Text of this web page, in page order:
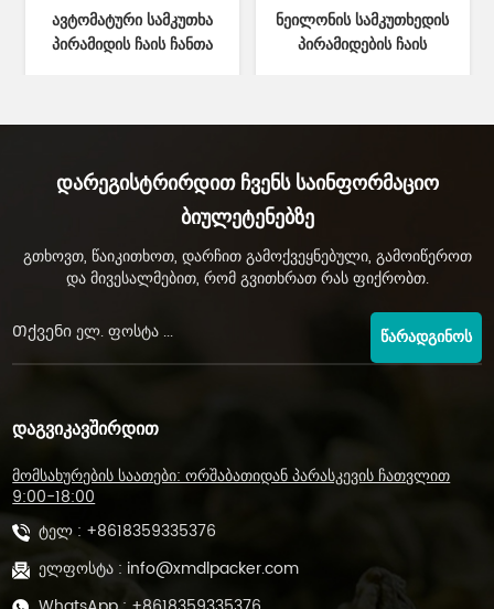
ავტომატური სამკუთხა
პირამიდის ჩაის ჩანთა
ნეილონის სამკუთხედის
პირამიდების ჩაის
Დარეგისტრირდით Ჩვენს Საინფორმაციო
Ბიულეტენებზე
გთხოვთ, წაიკითხოთ, დარჩით გამოქვეყნებული, გამოიწეროთ
და მივესალმებით, რომ გვითხრათ რას ფიქრობთ.
ᲬᲐᲠᲐᲓᲒᲘᲜᲝᲡ
ᲓᲐᲒᲕᲘᲙᲐᲕᲨᲘᲠᲓᲘᲗ
მომსახურების საათები: ორშაბათიდან პარასკევის ჩათვლით
9:00-18:00
ტელ : +8618359335376
ელფოსტა : info@xmdlpacker.com